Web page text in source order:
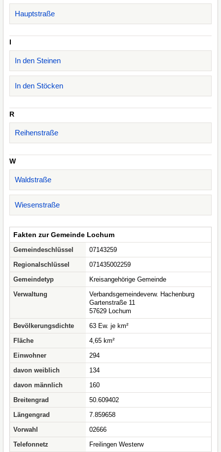
Hauptstraße
I
In den Steinen
In den Stöcken
R
Reihenstraße
W
Waldstraße
Wiesenstraße
Fakten zur Gemeinde Lochum
Gemeindeschlüssel
07143259
Regionalschlüssel
071435002259
Gemeindetyp
Kreisangehörige Gemeinde
Verwaltung
Verbandsgemeindeverw. Hachenburg
Gartenstraße 11
57629 Lochum
Bevölkerungsdichte
63 Ew. je km²
Fläche
4,65 km²
Einwohner
294
davon weiblich
134
davon männlich
160
Breitengrad
50.609402
Längengrad
7.859658
Vorwahl
02666
Telefonnetz
Freilingen Westerw